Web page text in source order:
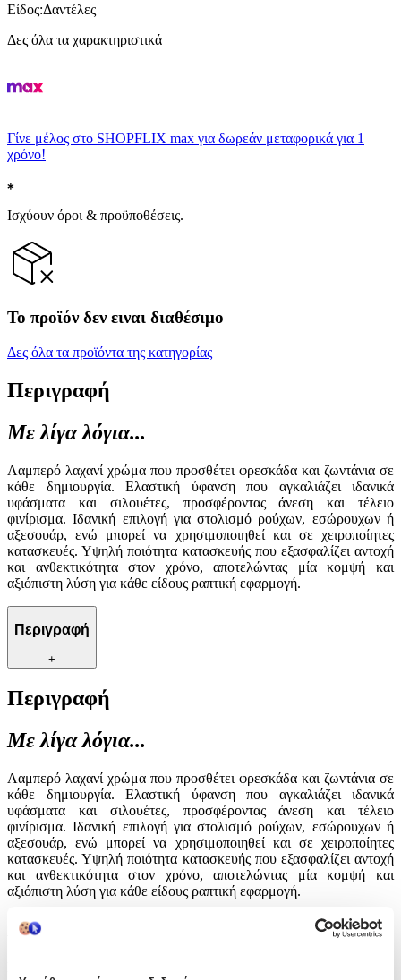
Είδος:Δαντέλες
Δες όλα τα χαρακτηριστικά
Γίνε μέλος στο SHOPFLIX max για δωρεάν μεταφορικά για 1
χρόνο!
Ισχύουν όροι & προϋποθέσεις.
Το προϊόν δεν ειναι διαθέσιμο
Δες όλα τα προϊόντα της κατηγορίας
Περιγραφή
Με λίγα λόγια...
Λαμπερό λαχανί χρώμα που προσθέτει φρεσκάδα και ζωντάνια σε
κάθε δημιουργία. Ελαστική ύφανση που αγκαλιάζει ιδανικά
υφάσματα και σιλουέτες, προσφέροντας άνεση και τέλειο
φινίρισμα. Ιδανική επιλογή για στολισμό ρούχων, εσώρουχων ή
αξεσουάρ, ενώ μπορεί να χρησιμοποιηθεί και σε χειροποίητες
κατασκευές. Υψηλή ποιότητα κατασκευής που εξασφαλίζει αντοχή
και ανθεκτικότητα στον χρόνο, αποτελώντας μία κομψή και
αξιόπιστη λύση για κάθε είδους ραπτική εφαρμογή.
Περιγραφή
+
Περιγραφή
Με λίγα λόγια...
Λαμπερό λαχανί χρώμα που προσθέτει φρεσκάδα και ζωντάνια σε
κάθε δημιουργία. Ελαστική ύφανση που αγκαλιάζει ιδανικά
υφάσματα και σιλουέτες, προσφέροντας άνεση και τέλειο
φινίρισμα. Ιδανική επιλογή για στολισμό ρούχων, εσώρουχων ή
αξεσουάρ, ενώ μπορεί να χρησιμοποιηθεί και σε χειροποίητες
κατασκευές. Υψηλή ποιότητα κατασκευής που εξασφαλίζει αντοχή
και ανθεκτικότητα στον χρόνο, αποτελώντας μία κομψή και
αξιόπιστη λύση για κάθε είδους ραπτική εφαρμογή.
Χαρακτηριστικά